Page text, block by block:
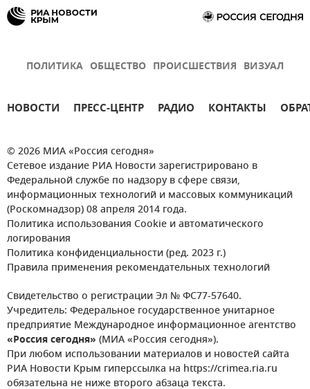
ПОЛИТИКА ОБЩЕСТВО ПРОИСШЕСТВИЯ ВИЗУАЛ
НОВОСТИ ПРЕСС-ЦЕНТР РАДИО КОНТАКТЫ
© 2026 МИА «Россия сегодня»
Сетевое издание РИА Новости зарегистрировано в
Федеральной службе по надзору в сфере связи,
информационных технологий и массовых коммуникаций
(Роскомнадзор) 08 апреля 2014 года.
Политика использования Cookie и автоматического
логирования
Политика конфиденциальности (ред. 2023 г.)
Правила применения рекомендательных технологий
Свидетельство о регистрации Эл № ФС77-57640.
Учредитель: Федеральное государственное унитарное
предприятие Международное информационное агентство
«Россия сегодня» (МИА «Россия сегодня»).
При любом использовании материалов и новостей сайта
РИА Новости Крым гиперссылка на https://crimea.ria.ru
обязательна не ниже второго абзаца текста.